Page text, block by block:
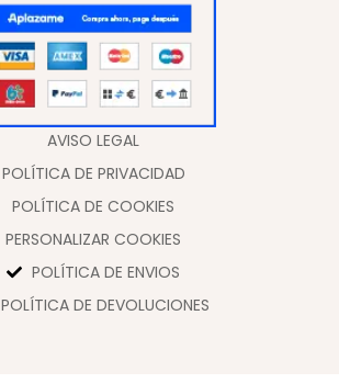
AVISO LEGAL
POLÍTICA DE PRIVACIDAD
POLÍTICA DE COOKIES
PERSONALIZAR COOKIES
POLÍTICA DE ENVIOS
POLÍTICA DE DEVOLUCIONES